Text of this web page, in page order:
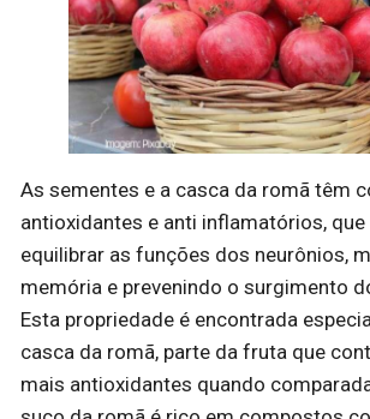
As sementes e a casca da romã têm
antioxidantes e anti inflamatórios,
equilibrar as funções dos neurônios,
memória e prevenindo o surgimento
Esta propriedade é encontrada
casca da romã, parte da fruta que
mais antioxidantes quando